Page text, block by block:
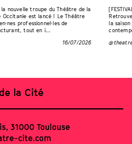
nouvelle troupe du Théâtre de la
Occitanie est lancé ! Le Théâtre
professionnel·les de
tout en i…
16/07/2026
la
la Cité
31000 Toulouse
cite.com